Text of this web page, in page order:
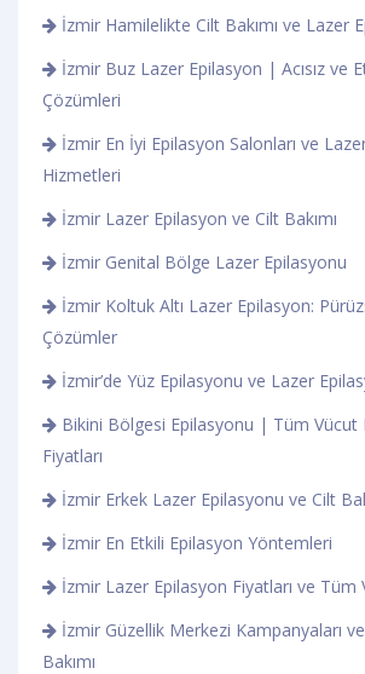
İzmir Hamilelikte Cilt Bakımı ve Lazer
İzmir Buz Lazer Epilasyon | Acısız ve
Çözümleri
İzmir En İyi Epilasyon Salonları ve
Hizmetleri
İzmir Lazer Epilasyon ve Cilt Bakımı
İzmir Genital Bölge Lazer Epilasyonu
İzmir Koltuk Altı Lazer Epilasyon:
Çözümler
İzmir’de Yüz Epilasyonu ve Lazer
Bikini Bölgesi Epilasyonu | Tüm Vücut
Fiyatları
İzmir Erkek Lazer Epilasyonu ve Cilt
İzmir En Etkili Epilasyon Yöntemleri
İzmir Lazer Epilasyon Fiyatları ve Tüm
İzmir Güzellik Merkezi Kampanyaları
Bakımı